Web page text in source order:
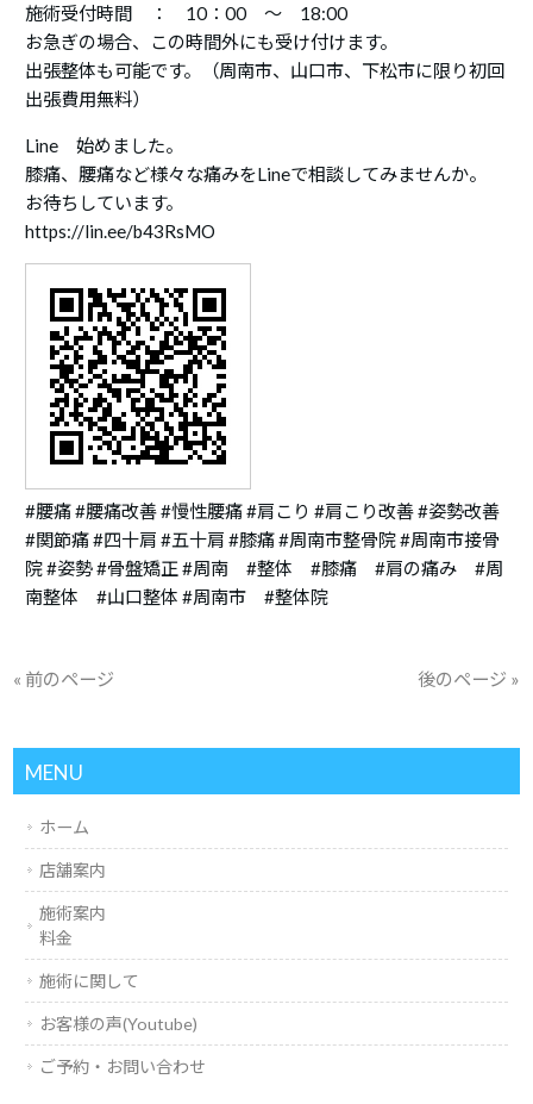
施術受付時間 ： 10：00 ～ 18:00
お急ぎの場合、この時間外にも受け付けます。
出張整体も可能です。（周南市、山口市、下松市に限り初回
出張費用無料）
Line 始めました。
膝痛、腰痛など様々な痛みをLineで相談してみませんか。
お待ちしています。
https://lin.ee/b43RsMO
#腰痛 #腰痛改善 #慢性腰痛 #肩こり #肩こり改善 #姿勢改善
#関節痛 #四十肩 #五十肩 #膝痛 #周南市整骨院 #周南市接骨
院 #姿勢 #骨盤矯正 #周南 #整体 #膝痛 #肩の痛み #周
南整体 #山口整体 #周南市 #整体院
« 前のページ 後のページ »
MENU
ホーム
店舗案内
施術案内
料金
施術に関して
お客様の声(Youtube)
ご予約・お問い合わせ